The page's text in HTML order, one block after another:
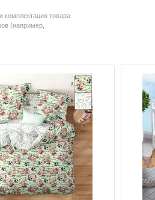
комплектация товара
(например,